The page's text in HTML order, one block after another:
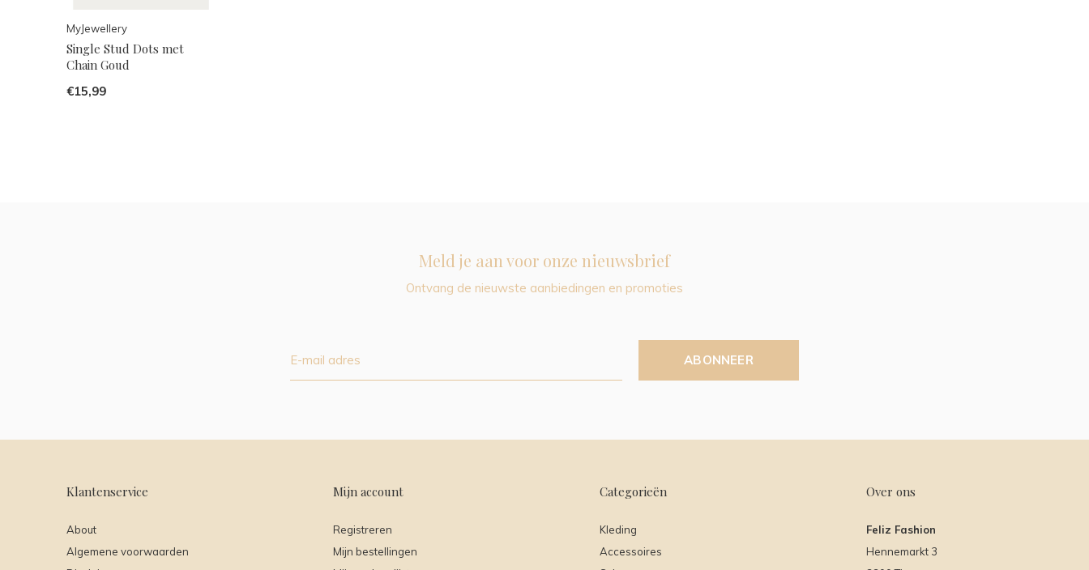
MyJewellery
Single Stud Dots met
Chain Goud
€15,99
Meld je aan voor onze nieuwsbrief
Ontvang de nieuwste aanbiedingen en promoties
ABONNEER
Klantenservice
About
Algemene voorwaarden
Mijn account
Registreren
Mijn bestellingen
Categorieën
Kleding
Accessoires
Over ons
Feliz Fashion
Hennemarkt 3